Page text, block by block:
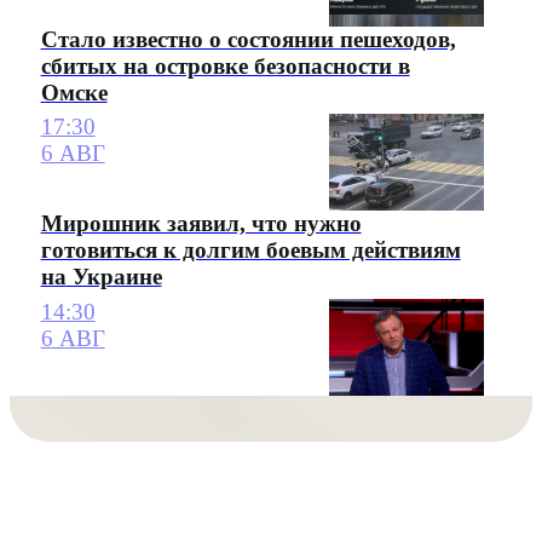
Стало известно о состоянии пешеходов,
сбитых на островке безопасности в
Омске
17:30
6 АВГ
Мирошник заявил, что нужно
готовиться к долгим боевым действиям
на Украине
14:30
6 АВГ